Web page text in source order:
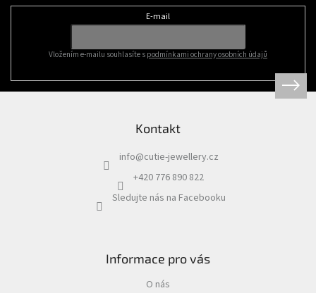
E-mail
Vložením e-mailu souhlasíte s podmínkami ochrany osobních údajů
Kontakt
info@cutie-jewellery.cz
+420 776 890 822
Sledujte nás na Facebooku
Informace pro vás
O nás